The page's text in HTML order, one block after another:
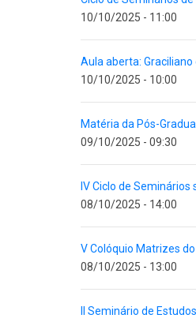
10/10/2025 - 11:00
Aula aberta:
10/10/2025 - 10:00
Matéria da Pós-
09/10/2025 - 09:30
IV Ciclo de Seminários
08/10/2025 - 14:00
V Colóquio Matrizes
08/10/2025 - 13:00
II Seminário de